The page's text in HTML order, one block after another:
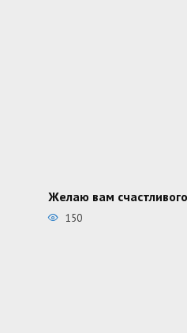
Желаю вам
150